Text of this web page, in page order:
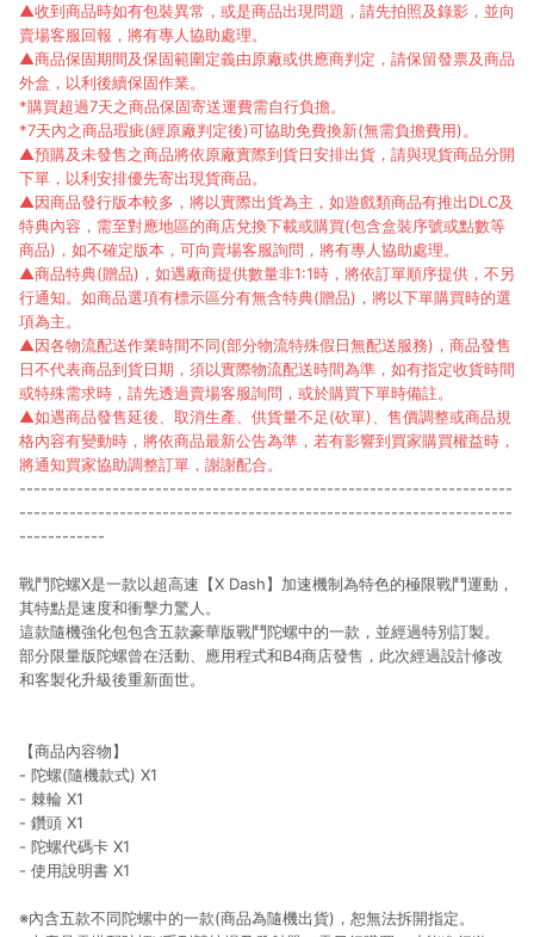
▲收到商品時如有包裝異常，或是商品出現問題，請先拍照及錄影，並向
賣場客服回報，將有專人協助處理。
▲商品保固期間及保固範圍定義由原廠或供應商判定，請保留發票及商品
外盒，以利後續保固作業。
*購買超過7天之商品保固寄送運費需自行負擔。
*7天內之商品瑕疵(經原廠判定後)可協助免費換新(無需負擔費用)。
▲預購及未發售之商品將依原廠實際到貨日安排出貨，請與現貨商品分開
下單，以利安排優先寄出現貨商品。
▲因商品發行版本較多，將以實際出貨為主，如遊戲類商品有推出DLC及
特典內容，需至對應地區的商店兌換下載或購買(包含盒裝序號或點數等
商品)，如不確定版本，可向賣場客服詢問，將有專人協助處理。
▲商品特典(贈品)，如遇廠商提供數量非1:1時，將依訂單順序提供，不另
行通知。如商品選項有標示區分有無含特典(贈品)，將以下單購買時的選
項為主。
▲因各物流配送作業時間不同(部分物流特殊假日無配送服務)，商品發售
日不代表商品到貨日期，須以實際物流配送時間為準，如有指定收貨時間
或特殊需求時，請先透過賣場客服詢問，或於購買下單時備註。
▲如遇商品發售延後、取消生產、供貨量不足(砍單)、售價調整或商品規
格內容有變動時，將依商品最新公告為準，若有影響到買家購買權益時，
將通知買家協助調整訂單，謝謝配合。
---------------------------------------------------------------------
---------------------------------------------------------------------
------------
戰鬥陀螺X是一款以超高速【X Dash】加速機制為特色的極限戰鬥運動，
其特點是速度和衝擊力驚人。
這款隨機強化包包含五款豪華版戰鬥陀螺中的一款，並經過特別訂製。
部分限量版陀螺曾在活動、應用程式和B4商店發售，此次經過設計修改
和客製化升級後重新面世。
【商品內容物】
- 陀螺(隨機款式) X1
- 棘輪 X1
- 鑽頭 X1
- 陀螺代碼卡 X1
- 使用說明書 X1
※內含五款不同陀螺中的一款(商品為隨機出貨)，恕無法拆開指定。